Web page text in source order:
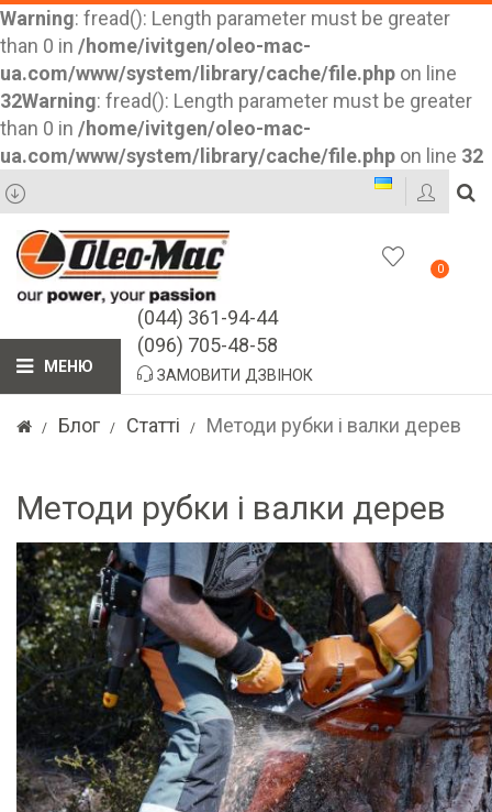
Warning: fread(): Length parameter must be greater
than 0 in /home/ivitgen/oleo-mac-
ua.com/www/system/library/cache/file.php on line
32Warning: fread(): Length parameter must be greater
than 0 in /home/ivitgen/oleo-mac-
ua.com/www/system/library/cache/file.php on line 32
0
(044) 361-94-44
(096) 705-48-58
ЗАМОВИТИ ДЗВІНОК
МЕНЮ
Блог Статті Методи рубки і валки дерев
Методи рубки і валки дерев